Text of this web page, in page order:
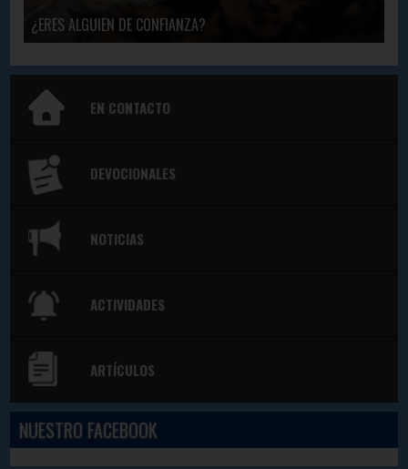
¿ERES ALGUIEN DE CONFIANZA?
EN CONTACTO
DEVOCIONALES
NOTICIAS
ACTIVIDADES
ARTÍCULOS
NUESTRO FACEBOOK